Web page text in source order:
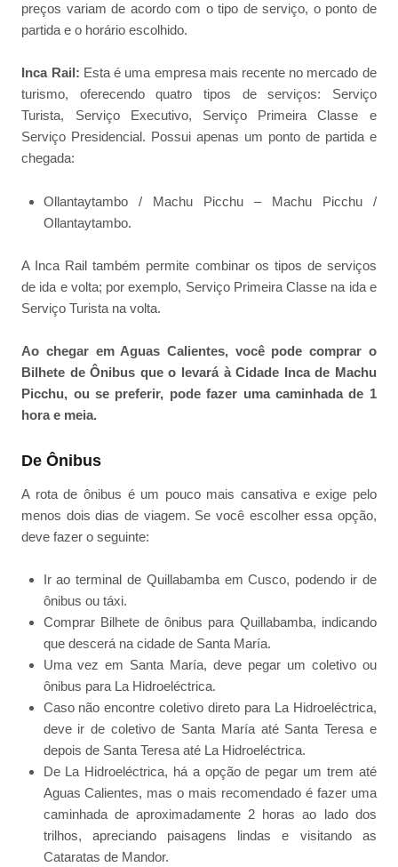
preços variam de acordo com o tipo de serviço, o ponto de
partida e o horário escolhido.
Inca Rail: Esta é uma empresa mais recente no mercado de
turismo, oferecendo quatro tipos de serviços: Serviço
Turista, Serviço Executivo, Serviço Primeira Classe e
Serviço Presidencial. Possui apenas um ponto de partida e
chegada:
Ollantaytambo / Machu Picchu – Machu Picchu /
Ollantaytambo.
A Inca Rail também permite combinar os tipos de serviços
de ida e volta; por exemplo, Serviço Primeira Classe na ida e
Serviço Turista na volta.
Ao chegar em Aguas Calientes, você pode comprar o
Bilhete de Ônibus que o levará à Cidade Inca de Machu
Picchu, ou se preferir, pode fazer uma caminhada de 1
hora e meia.
De Ônibus
A rota de ônibus é um pouco mais cansativa e exige pelo
menos dois dias de viagem. Se você escolher essa opção,
deve fazer o seguinte:
Ir ao terminal de Quillabamba em Cusco, podendo ir de
ônibus ou táxi.
Comprar Bilhete de ônibus para Quillabamba, indicando
que descerá na cidade de Santa María.
Uma vez em Santa María, deve pegar um coletivo ou
ônibus para La Hidroeléctrica.
Caso não encontre coletivo direto para La Hidroeléctrica,
deve ir de coletivo de Santa María até Santa Teresa e
depois de Santa Teresa até La Hidroeléctrica.
De La Hidroeléctrica, há a opção de pegar um trem até
Aguas Calientes, mas o mais recomendado é fazer uma
caminhada de aproximadamente 2 horas ao lado dos
trilhos, apreciando paisagens lindas e visitando as
Cataratas de Mandor.